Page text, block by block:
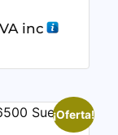
inc
¡Oferta!